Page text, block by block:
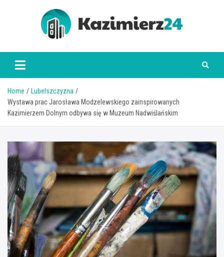
kazimierz24.pl
Home
Lubelszczyzna
Wystawa prac Jarosława Modzelewskiego zainspirowanych
Kazimierzem Dolnym odbywa się w Muzeum Nadwiślańskim